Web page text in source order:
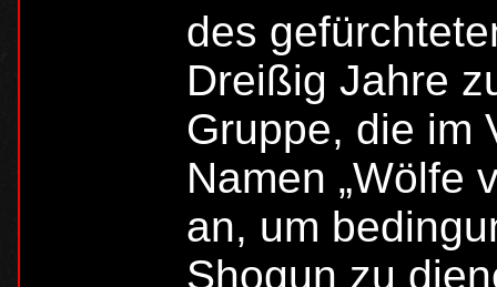
des
Dreißig Jahre
Gruppe, die im
Namen „Wölfe
an, um
Shogun zu